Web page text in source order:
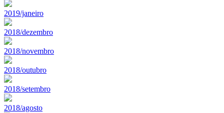
2019/janeiro
2018/dezembro
2018/novembro
2018/outubro
2018/setembro
2018/agosto